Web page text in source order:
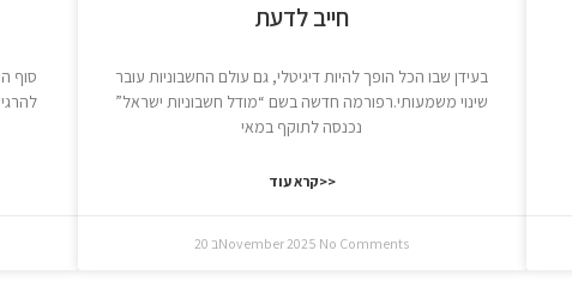
סוף
חייב לדעת
בעידן שבו הכל הופך להיות דיגיטלי, גם עולם החשבוניות עובר
שינוי משמעותי.רפורמה חדשה בשם “מודל חשבוניות ישראל”
נכנסה לתוקף במאי
קרא עוד>>
20 בNovember 2025 No Comments